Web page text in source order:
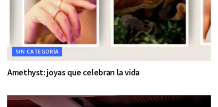
SIN CATEGORÍA
Amethyst: joyas que celebran la vida